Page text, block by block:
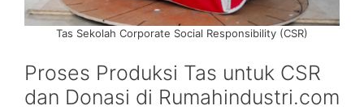
Tas Sekolah Corporate Social Responsibility (CSR)
Proses Produksi Tas untuk CSR
dan Donasi di Rumahindustri.com